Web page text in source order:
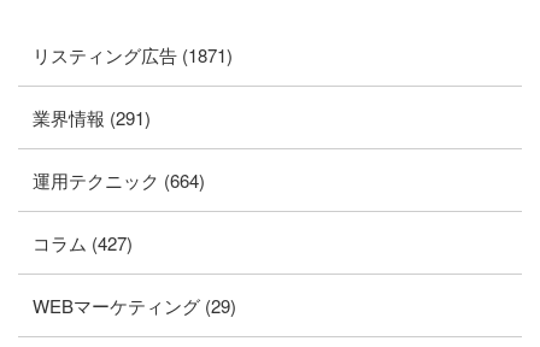
リスティング広告 (1871)
業界情報 (291)
運用テクニック (664)
コラム (427)
WEBマーケティング (29)